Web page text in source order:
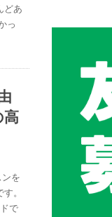
どあ
っ
高
を
。
で